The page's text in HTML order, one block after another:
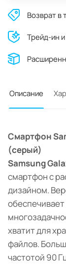
Возврат в
Трейд-ин
Описание
Смартфон
(серый)
Samsung
смартфон с
дизайном.
хватит для
файлов.
частотой 90